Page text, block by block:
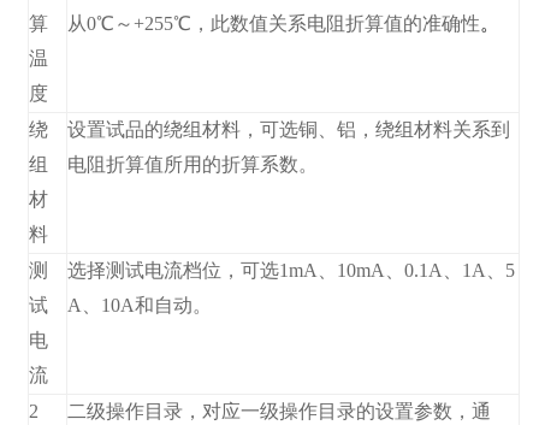
算
温
度
从0℃～+255℃，此数值关系电阻折算值的准确性。
绕
组
材
料
设置试品的绕组材料，可选铜、铝，绕组材料关系到
电阻折算值所用的折算系数。
测
试
电
流
选择测试电流档位，可选1mA、10mA、0.1A、1A、5
A、10A和自动。
2 二级操作目录，对应一级操作目录的设置参数，通